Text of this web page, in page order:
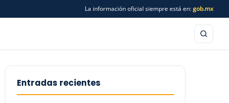
La información oficial siempre está en:gob.mx
Entradas recientes